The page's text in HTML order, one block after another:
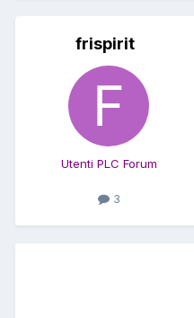
frispirit
Utenti PLC Forum
3